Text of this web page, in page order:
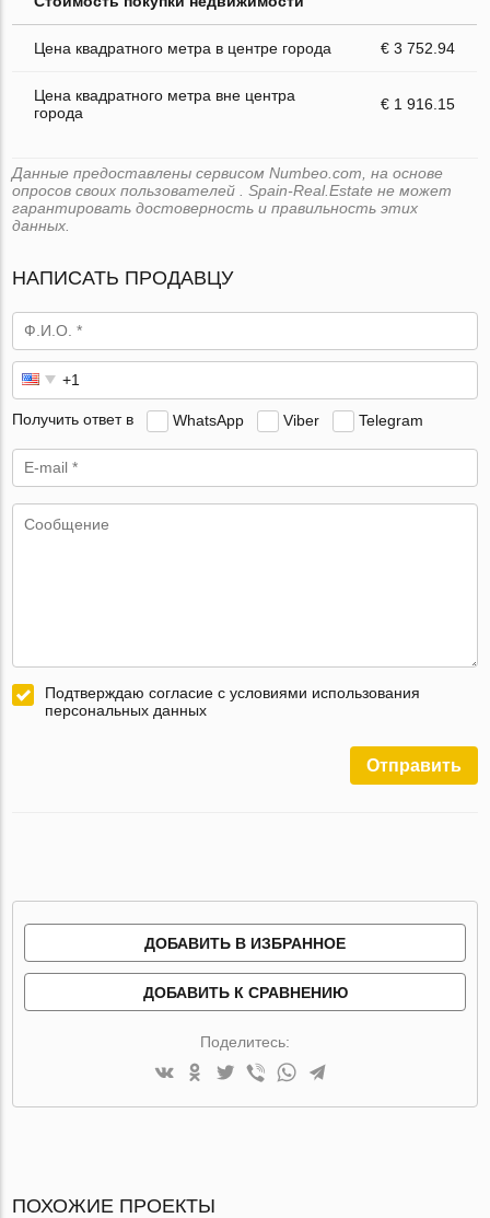
Цена квадратного метра в центре города € 3 752.94
Цена квадратного метра вне центра
города
€ 1 916.15
Данные предоставлены сервисом Numbeo.com, на основе
опросов своих пользователей . Spain-Real.Estate не может
гарантировать достоверность и правильность этих
данных.
НАПИСАТЬ ПРОДАВЦУ
Получить ответ в WhatsApp Viber Telegram
Подтверждаю согласие с условиями использования
персональных данных
Отправить
ДОБАВИТЬ В ИЗБРАННОЕ
ДОБАВИТЬ К СРАВНЕНИЮ
Поделитесь:
ПОХОЖИЕ ПРОЕКТЫ